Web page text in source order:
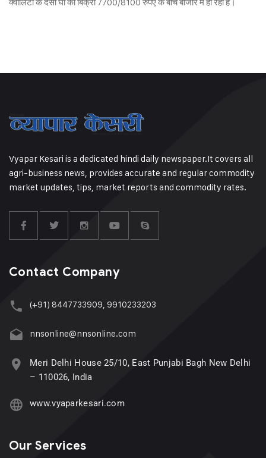
Vyapar Kesari is a dedicated hindi daily newspaper.It covers all
agri-business news, provides accurate and regular commodity
market updates, tips, market reports and commodity rates.
Contact Company
(+91) 8447733909, 9910233203
nnsonline@nnsonline.com
Meri Delhi House 25/10, East Punjabi Bagh New Delhi
– 110026, India
www.vyaparkesari.com
Our Services